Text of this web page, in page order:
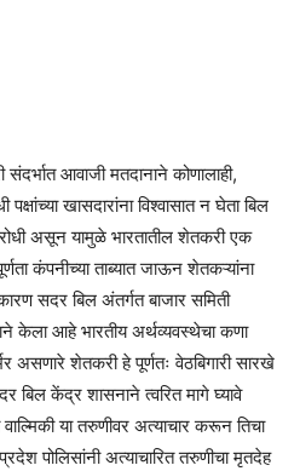
आवाजी मतदानाने कोणालाही,
पक्षांच्या खासदारांना विश्वासात न घेता बिल
असून यामुळे भारतातील शेतकरी एक
कंपनीच्या ताब्यात जाऊन शेतकऱ्यांना
सदर बिल अंतर्गत बाजार समिती
केला आहे भारतीय अर्थव्यवस्थेचा कणा
असणारे शेतकरी हे पूर्णतः वेठबिगारी सारखे
बिल केंद्र शासनाने त्वरित मागे घ्यावे
वाल्मिकी या तरुणीवर अत्याचार करून तिचा
पोलिसांनी अत्याचारित तरुणीचा मृतदेह